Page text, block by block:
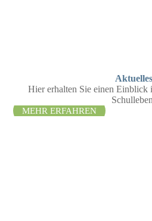
Aktuelles
Hier erhalten Sie einen Einblick
MEHR ERFAHREN